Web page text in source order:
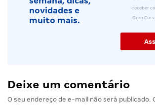
novidades e
muito mais.
receber
Gran
Deixe um comentário
O seu endereço de e-mail não será publicado.